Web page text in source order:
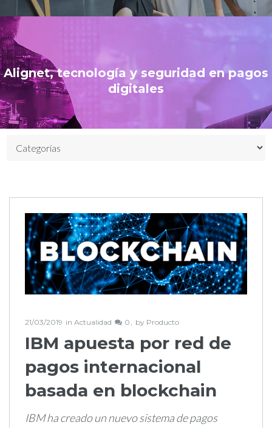
Alignet, tecnología y seguridad en pagos
digitales
21/03/2019 in Actualidad 0 by Producto
IBM apuesta por red de
pagos internacional
basada en blockchain
IBM ha creado un nuevo sistema de pagos